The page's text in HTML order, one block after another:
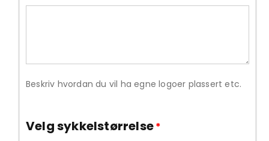
Beskriv hvordan du vil ha egne logoer plassert etc.
Velg sykkelstørrelse*